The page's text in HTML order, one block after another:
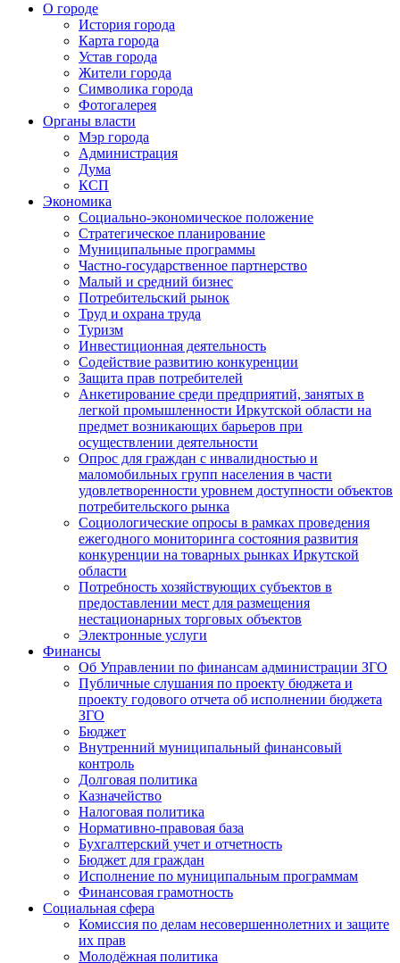
О городе
История города
Карта города
Устав города
Жители города
Символика города
Фотогалерея
Органы власти
Мэр города
Администрация
Дума
КСП
Экономика
Социально-экономическое положение
Стратегическое планирование
Муниципальные программы
Частно-государственное партнерство
Малый и средний бизнес
Потребительский рынок
Труд и охрана труда
Туризм
Инвестиционная деятельность
Содействие развитию конкуренции
Защита прав потребителей
Анкетирование среди предприятий, занятых в
легкой промышленности Иркутской области на
предмет возникающих барьеров при
осуществлении деятельности
Опрос для граждан с инвалидностью и
маломобильных групп населения в части
удовлетворенности уровнем доступности объектов
потребительского рынка
Социологические опросы в рамках проведения
ежегодного мониторинга состояния развития
конкуренции на товарных рынках Иркутской
области
Потребность хозяйствующих субъектов в
предоставлении мест для размещения
нестационарных торговых объектов
Электронные услуги
Финансы
Об Управлении по финансам администрации ЗГО
Публичные слушания по проекту бюджета и
проекту годового отчета об исполнении бюджета
ЗГО
Бюджет
Внутренний муниципальный финансовый
контроль
Долговая политика
Казначейство
Налоговая политика
Нормативно-правовая база
Бухгалтерский учет и отчетность
Бюджет для граждан
Исполнение по муниципальным программам
Финансовая грамотность
Социальная сфера
Комиссия по делам несовершеннолетних и защите
их прав
Молодёжная политика